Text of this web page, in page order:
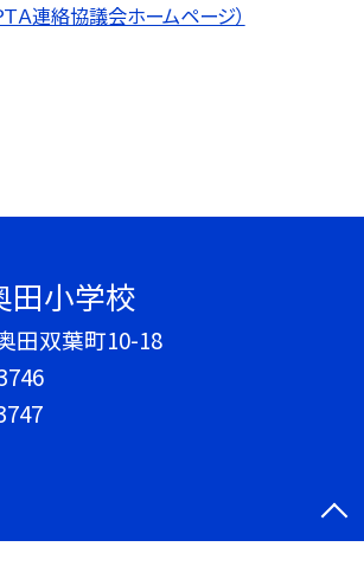
Ａ連絡協議会ホームページ）
田小学校
田双葉町10-18